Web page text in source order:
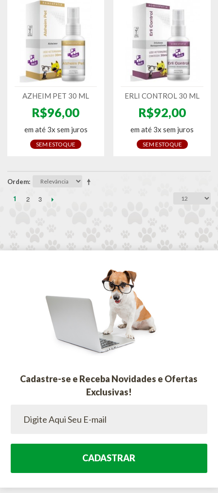
AZHEIM PET 30 ML
R$96,00
em até 3x sem juros
SEM ESTOQUE
ERLI CONTROL 30 ML
R$92,00
em até 3x sem juros
SEM ESTOQUE
Ordem
1 2 3
Cadastre-se e Receba Novidades e Ofertas
Exclusivas!
CADASTRAR